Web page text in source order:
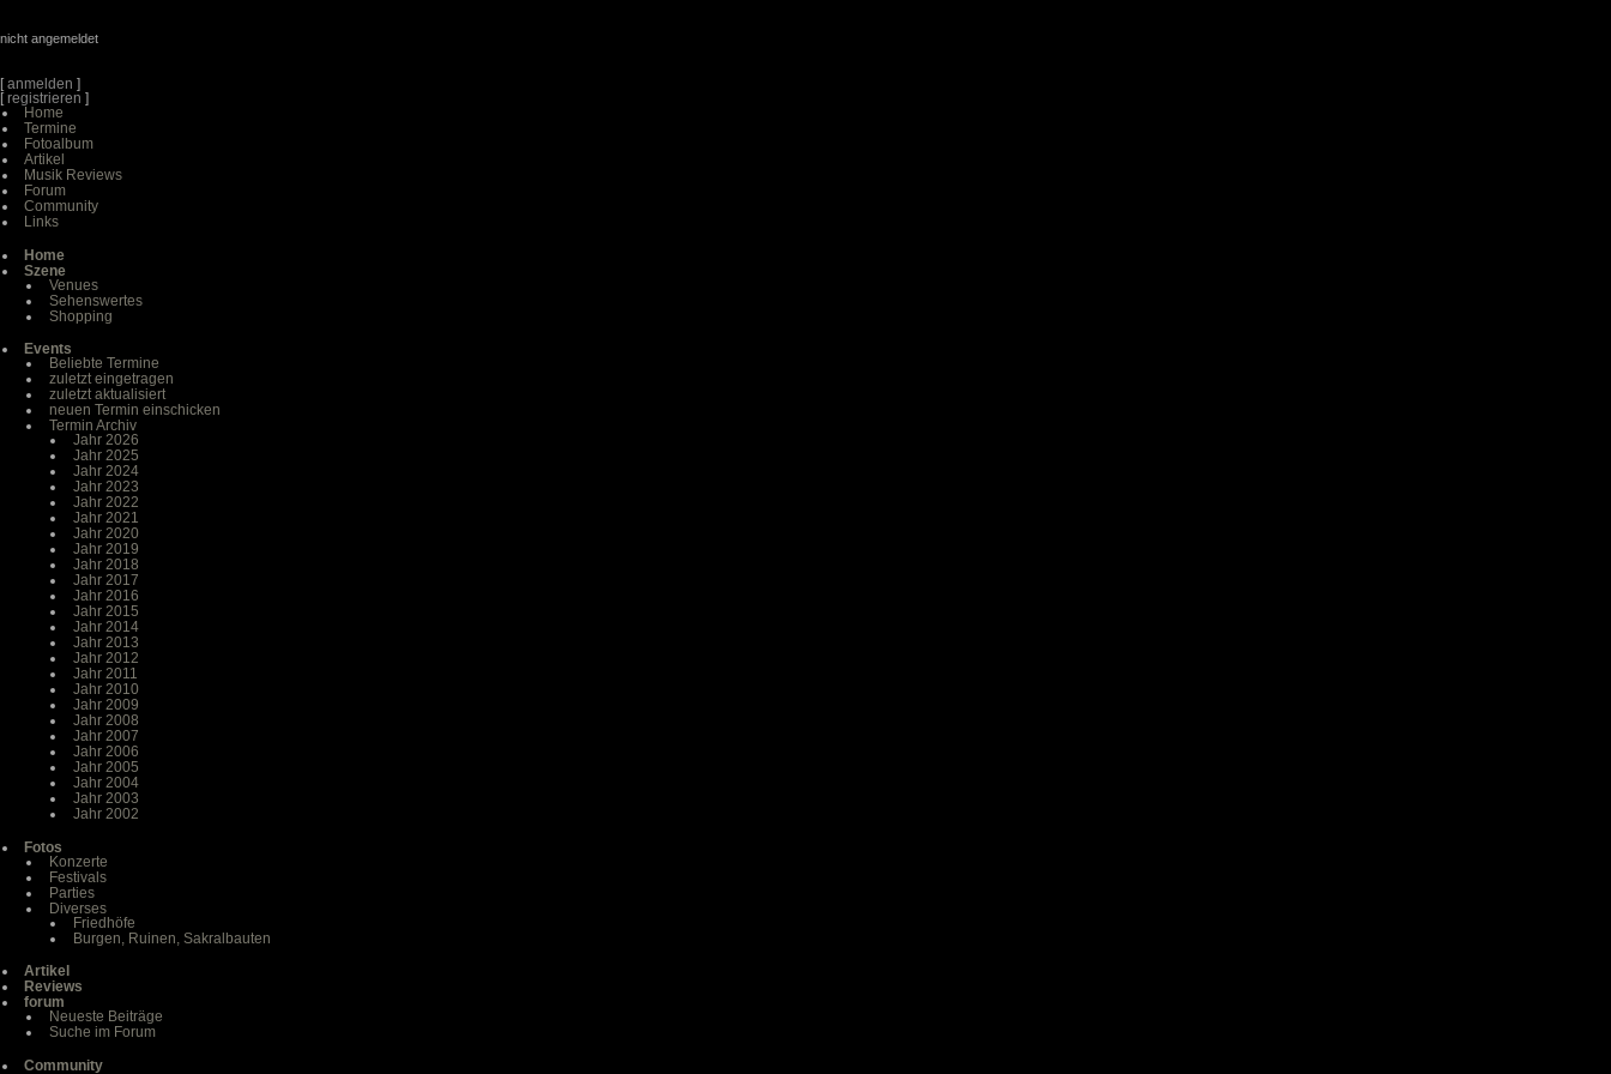
nicht angemeldet
[anmelden ]
[registrieren ]
Home
Termine
Fotoalbum
Artikel
Musik Reviews
Forum
Community
Links
Home
Szene
Venues
Sehenswertes
Shopping
Events
Beliebte Termine
zuletzt eingetragen
zuletzt aktualisiert
neuen Termin einschicken
Termin Archiv
Jahr 2026
Jahr 2025
Jahr 2024
Jahr 2023
Jahr 2022
Jahr 2021
Jahr 2020
Jahr 2019
Jahr 2018
Jahr 2017
Jahr 2016
Jahr 2015
Jahr 2014
Jahr 2013
Jahr 2012
Jahr 2011
Jahr 2010
Jahr 2009
Jahr 2008
Jahr 2007
Jahr 2006
Jahr 2005
Jahr 2004
Jahr 2003
Jahr 2002
Fotos
Konzerte
Festivals
Parties
Diverses
Friedhöfe
Burgen, Ruinen, Sakralbauten
Artikel
Reviews
forum
Neueste Beiträge
Suche im Forum
Community